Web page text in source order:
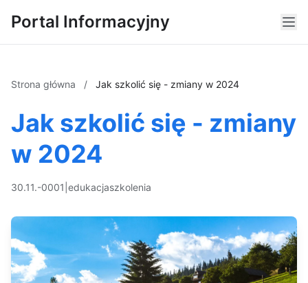
Portal Informacyjny
Strona główna / Jak szkolić się - zmiany w 2024
Jak szkolić się - zmiany
w 2024
30.11.-0001 edukacjaszkolenia